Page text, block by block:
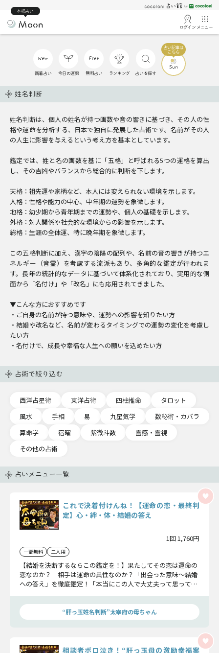
本格占い
ログイン メニュー
新着占い 今日の運勢 無料占い ランキング 占いを探す
姓名判断
姓名判断は、個人の姓名が持つ画数や音の響きに基づき、その人の性
格や運命を分析する、日本で独自に発展した占術です。名前がその人
の人生に影響を与えるという考え方を基本としています。
鑑定では、姓と名の画数を基に「五格」と呼ばれる5つの運格を算出
し、その吉凶やバランスから総合的に判断を下します。
天格：祖先運や家柄など、本人には変えられない環境を示します。
人格：性格や能力の中心、中年期の運勢を象徴します。
地格：幼少期から青年期までの運勢や、個人の基礎を示します。
外格：対人関係や社会的な環境からの影響を示します。
総格：生涯の全体運、特に晩年期を象徴します。
この五格判断に加え、漢字の陰陽の配列や、名前の音の響きが持つエ
ネルギー（音霊）を考慮する流派もあり、多角的な鑑定が行われま
す。長年の統計的なデータに基づいて体系化されており、実用的な側
面から「名付け」や「改名」にも応用されてきました。
▼こんな方におすすめです
・ご自身の名前が持つ意味や、運勢への影響を知りたい方
・結婚や改名など、名前が変わるタイミングでの運勢の変化を考慮し
たい方
・名付けで、成長や幸福な人生への願いを込めたい方
占術で絞り込む
西洋占星術 東洋占術 四柱推命
タロット
風水
手相 易 九星気学
数秘術・カバラ
算命学
宿曜 紫微斗数
霊感・霊視
その他の占術
占いメニュー一覧
これで決着付けんね！【運命の恋・最終判
定】心・絆・体・結婚の答え
1回 1,760円
一部無料 二人用
【結婚を決断するならこの鑑定を！】果たしてその恋は運命の
恋なのか？ 相手は運命の異性なのか？「出会った意味〜結婚
への答え」を徹底鑑定！「本当にこの人で大丈夫って思ってる
じんしゃい！」これで決着を！
“肝っ玉姓名判断”太宰府の母ちゃん
相談者ボロ泣き！“肝っ玉母の激励幸福案